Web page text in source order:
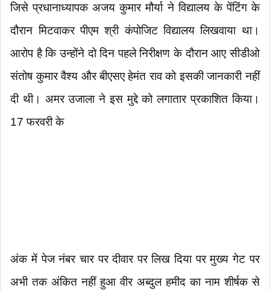
जिसे प्रधानाध्यापक अजय कुमार मौर्या ने विद्यालय के पेंटिंग के
दौरान मिटवाकर पीएम श्री कंपोजिट विद्यालय लिखवाया था।
आरोप है कि उन्होंने दो दिन पहले निरीक्षण के दौरान आए सीडीओ
संतोष कुमार वैश्य और बीएसए हेमंत राव को इसकी जानकारी नहीं
दी थी। अमर उजाला ने इस मुद्दे को लगातार प्रकाशित किया।
17 फरवरी के
अंक में पेज नंबर चार पर दीवार पर लिख दिया पर मुख्य गेट पर
अभी तक अंकित नहीं हुआ वीर अब्दुल हमीद का नाम शीर्षक से